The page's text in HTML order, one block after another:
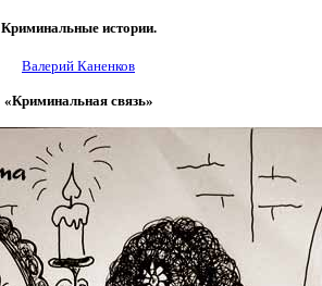
Криминальные истории.
Валерий Каненков
«Криминальная связь»